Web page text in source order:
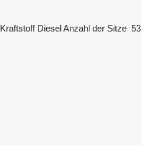
Kraftstoff DieselAnzahl der Sitze 53